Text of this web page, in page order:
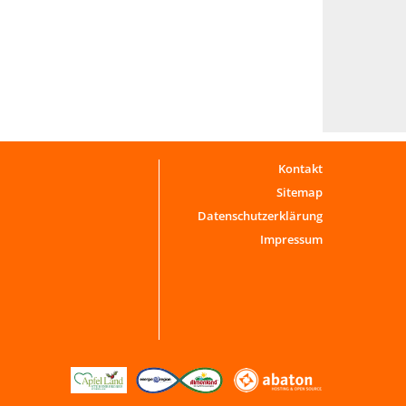
Kontakt
Sitemap
Datenschutzerklärung
Impressum